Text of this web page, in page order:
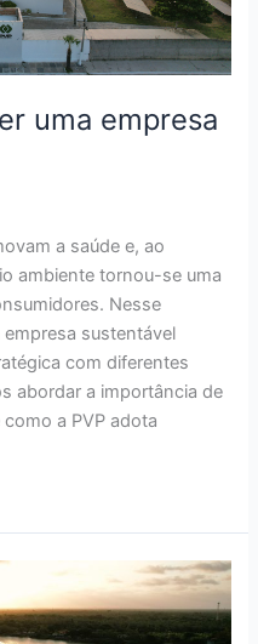
uma empresa
a saúde e, ao
ambiente tornou-se uma
Nesse
sustentável
com diferentes
abordar a importância de
a PVP adota